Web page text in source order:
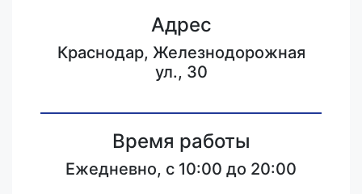
Адрес
Краснодар, Железнодорожная
ул., 30
Время работы
Ежедневно, с 10:00 до 20:00